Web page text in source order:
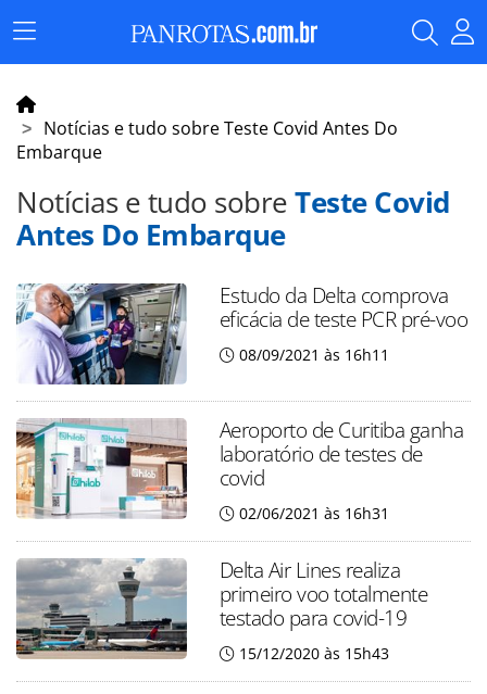
Menu
Principal
Notícias e tudo sobre Teste Covid Antes Do
Embarque
Notícias e tudo sobreTeste Covid
Antes Do Embarque
Estudo da Delta comprova
eficácia de teste PCR pré-voo
08/09/2021 às 16h11
Aeroporto de Curitiba ganha
laboratório de testes de
covid
02/06/2021 às 16h31
Delta Air Lines realiza
primeiro voo totalmente
testado para covid-19
15/12/2020 às 15h43